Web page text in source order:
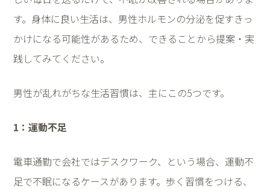
す。身体に良い生活は、男性ホルモンの分泌を促すきっ
かけになる可能性があるため、できることから提案・実
践してみてください。
男性が乱れがちな生活習慣は、主にこの5つです。
1 ：運動不足
電車通勤で会社ではデスクワーク、という場合、運動不
足で不眠になるケースがあります。歩く習慣をつける、